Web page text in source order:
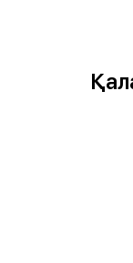
БИК:
Тиімді